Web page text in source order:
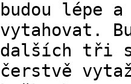
budou lépe
vytahovat.
dalších tři
čerstvě